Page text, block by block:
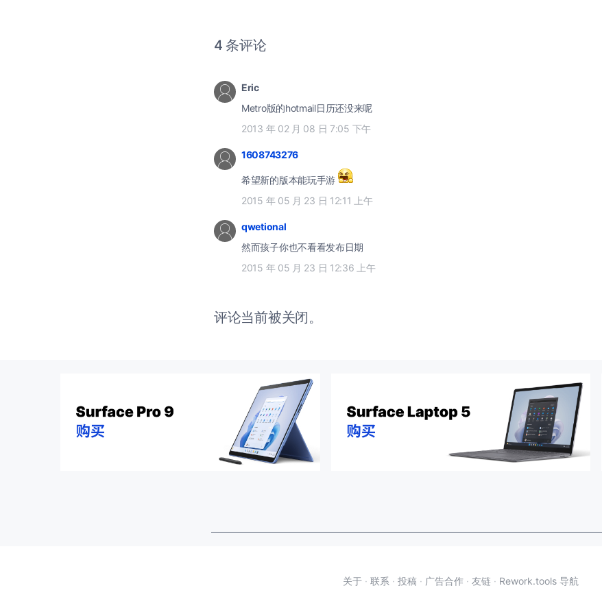
4 条评论
Eric
Metro版的hotmail日历还没来呢
2013 年 02 月 08 日 7:05 下午
1608743276
希望新的版本能玩手游
2015 年 05 月 23 日 12:11 上午
qwetional
然而孩子你也不看看发布日期
2015 年 05 月 23 日 12:36 上午
评论当前被关闭。
关于 · 联系 · 投稿 · 广告合作 · 友链 · Rework.tools 导航